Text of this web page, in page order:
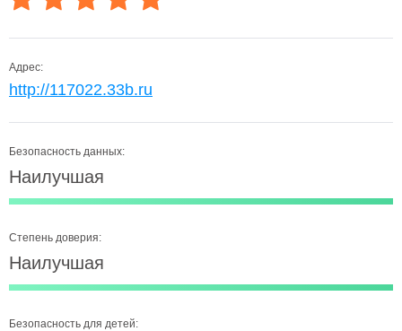
Адрес:
http://117022.33b.ru
Безопасность данных:
Наилучшая
Степень доверия:
Наилучшая
Безопасность для детей: